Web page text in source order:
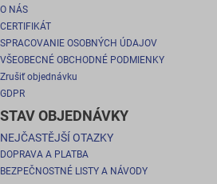
O NÁS
CERTIFIKÁT
SPRACOVANIE OSOBNÝCH ÚDAJOV
VŠEOBECNÉ OBCHODNÉ PODMIENKY
Zrušiť objednávku
GDPR
STAV OBJEDNÁVKY
NEJČASTĚJŠÍ OTAZKY
DOPRAVA A PLATBA
BEZPEČNOSTNÉ LISTY A NÁVODY